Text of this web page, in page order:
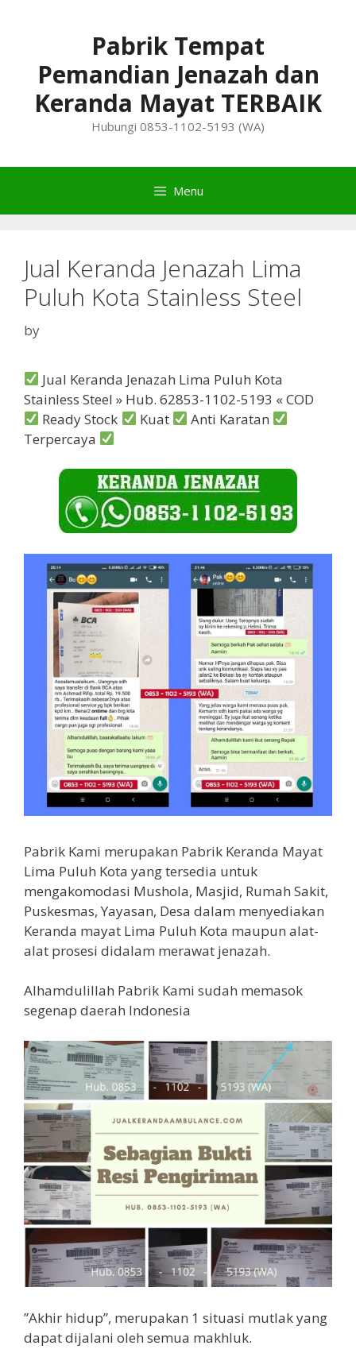
Pabrik Tempat
Pemandian Jenazah dan
Keranda Mayat TERBAIK
Hubungi 0853-1102-5193 (WA)
Menu
Jual Keranda Jenazah Lima
Puluh Kota Stainless Steel
by
Jual Keranda Jenazah Lima Puluh Kota
Stainless Steel » Hub. 62853-1102-5193 « COD
Ready Stock
Kuat
Anti Karatan
Terpercaya
Pabrik Kami merupakan Pabrik Keranda Mayat
Lima Puluh Kota yang tersedia untuk
mengakomodasi Mushola, Masjid, Rumah Sakit,
Puskesmas, Yayasan, Desa dalam menyediakan
Keranda mayat Lima Puluh Kota maupun alat-
alat prosesi didalam merawat jenazah.
Alhamdulillah Pabrik Kami sudah memasok
segenap daerah Indonesia
”Akhir hidup”, merupakan 1 situasi mutlak yang
dapat dijalani oleh semua makhluk.